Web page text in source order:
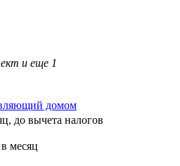
и еще 1
домом
до вычета налогов
месяц